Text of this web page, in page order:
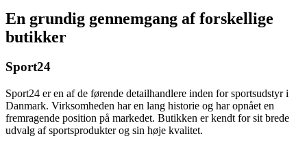
En grundig gennemgang af forskellige
butikker
Sport24
Sport24 er en af de førende detailhandlere inden for sportsudstyr i
Danmark. Virksomheden har en lang historie og har opnået en
fremragende position på markedet. Butikken er kendt for sit brede
udvalg af sportsprodukter og sin høje kvalitet.